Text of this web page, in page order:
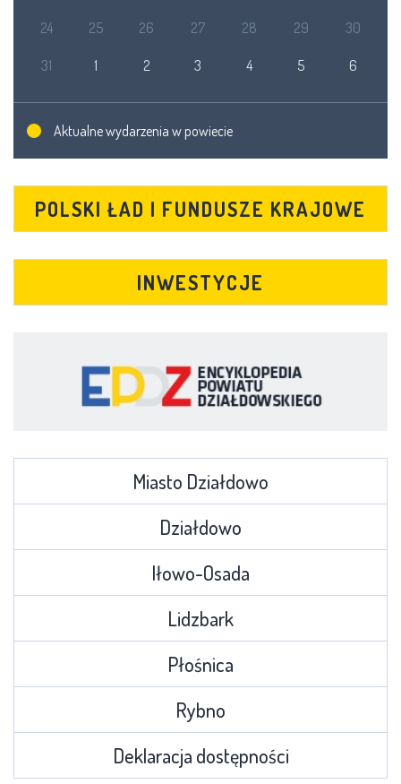
24 25 26 27 28 29 30
31 1 2 3 4 5 6
Aktualne wydarzenia w powiecie
POLSKI ŁAD I FUNDUSZE KRAJOWE
INWESTYCJE
Miasto Działdowo
Działdowo
Iłowo-Osada
Lidzbark
Płośnica
Rybno
Deklaracja dostępności